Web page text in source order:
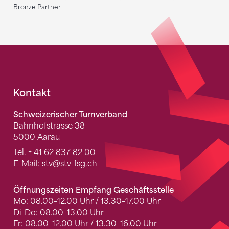
Bronze Partner
Fusszeile
Kontakt
Schweizerischer Turnverband
Bahnhofstrasse 38
5000 Aarau
Tel. + 41 62 837 82 00
E-Mail: stv@stv-fsg.ch
Öffnungszeiten Empfang Geschäftsstelle
Mo: 08.00–12.00 Uhr / 13.30–17.00 Uhr
Di-Do: 08.00–13.00 Uhr
Fr: 08.00–12.00 Uhr / 13.30–16.00 Uhr